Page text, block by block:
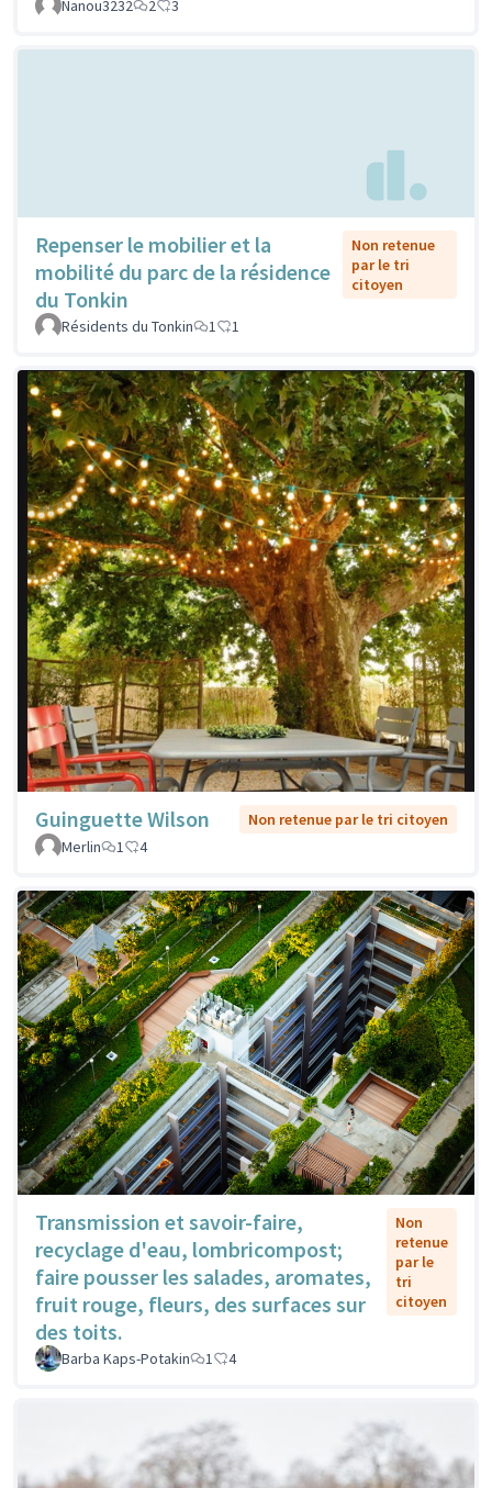
Nanou3232 2 3
Repenser le mobilier et la
mobilité du parc de la résidence
du Tonkin
Non retenue
par le tri
citoyen
Résidents du Tonkin 1 1
Guinguette Wilson
Non retenue par le tri citoyen
Merlin
1 4
Transmission et savoir-faire,
recyclage d'eau, lombricompost;
faire pousser les salades, aromates,
fruit rouge, fleurs, des surfaces sur
des toits.
Non
retenue
par le
tri
citoyen
Barba Kaps-Potakin 1 4